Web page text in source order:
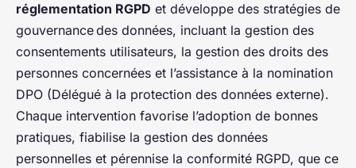
réglementation RGPD et développe des stratégies de
gouvernance des données, incluant la gestion des
consentements utilisateurs, la gestion des droits des
personnes concernées et l’assistance à la nomination
DPO (Délégué à la protection des données externe).
Chaque intervention favorise l’adoption de bonnes
pratiques, fiabilise la gestion des données
personnelles et pérennise la conformité RGPD, que ce